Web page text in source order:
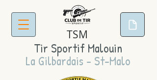
TSM
Tir Sportif Malouin
La Gilbardais - St-Malo